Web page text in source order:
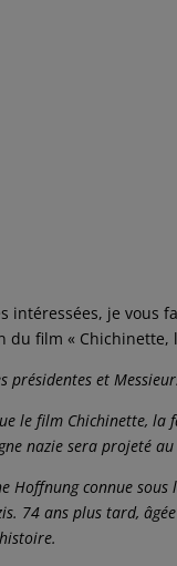
intéressées, je vous
du film « Chichinette,
présidentes et
le film Chichinette, la
nazie sera projeté
Hoffnung connue
74 ans plus tard,